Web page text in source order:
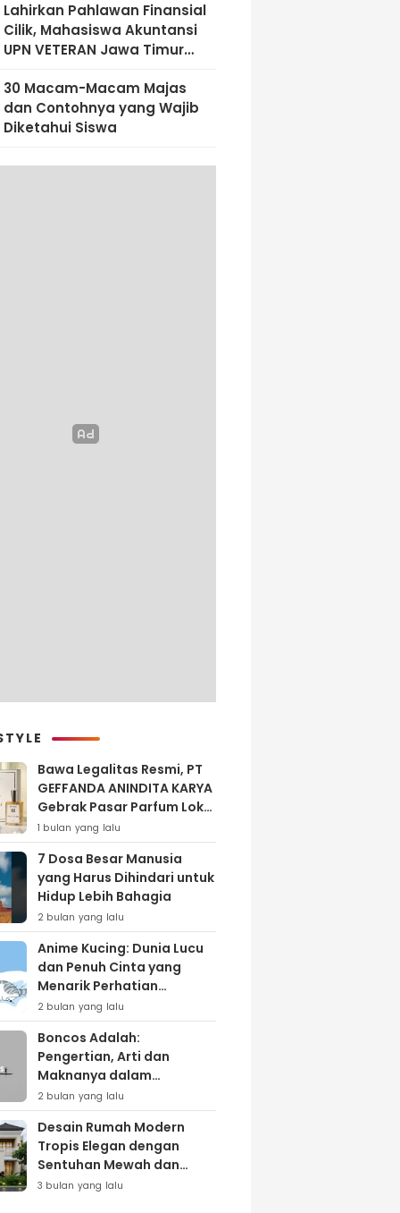
Lahirkan Pahlawan Finansial
Cilik, Mahasiswa Akuntansi
UPN VETERAN Jawa Timur
Dengan Literasi Keuangan
Sejak Dini
30 Macam-Macam Majas
dan Contohnya yang Wajib
Diketahui Siswa
Bawa Legalitas Resmi, PT
GEFFANDA ANINDITA KARYA
Gebrak Pasar Parfum Lokal
Lewat Varian ‘Daily Bliss’
1 bulan yang lalu
7 Dosa Besar Manusia
yang Harus Dihindari untuk
Hidup Lebih Bahagia
2 bulan yang lalu
Anime Kucing: Dunia Lucu
dan Penuh Cinta yang
Menarik Perhatian
Penggemar
2 bulan yang lalu
Boncos Adalah:
Pengertian, Arti dan
Maknanya dalam
Kehidupan Sehari-hari
2 bulan yang lalu
Desain Rumah Modern
Tropis Elegan dengan
Sentuhan Mewah dan
Natural
3 bulan yang lalu